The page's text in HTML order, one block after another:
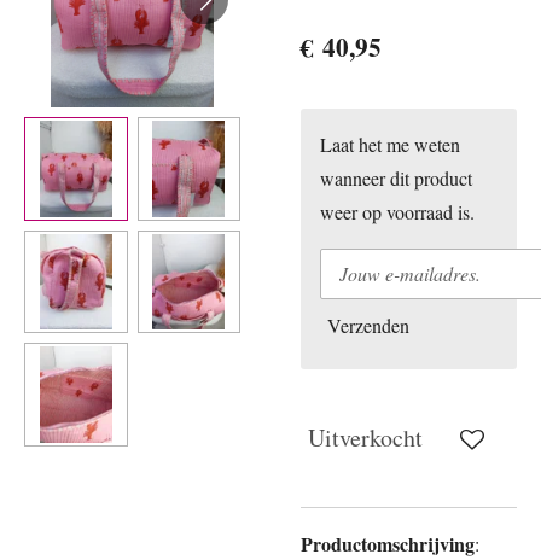
€ 40,95
Laat het me weten
wanneer dit product
weer op voorraad is.
Verzenden
Uitverkocht
Productomschrijving: